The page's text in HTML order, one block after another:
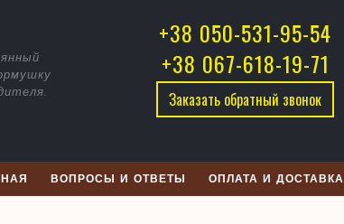
+38 050-531-95-54
+38 067-618-19-71
Заказать обратный звонок
ВОПРОСЫ И ОТВЕТЫ ОПЛАТА И ДОСТАВКА